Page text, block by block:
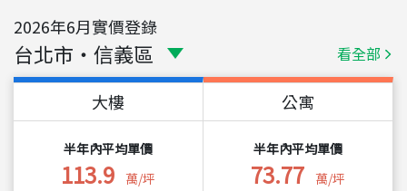
2026年6月實價登錄
台北市 ・ 信義區 看全部
大樓
半年內平均單價
113.9 萬/坪
公寓
半年內平均單價
73.77 萬/坪